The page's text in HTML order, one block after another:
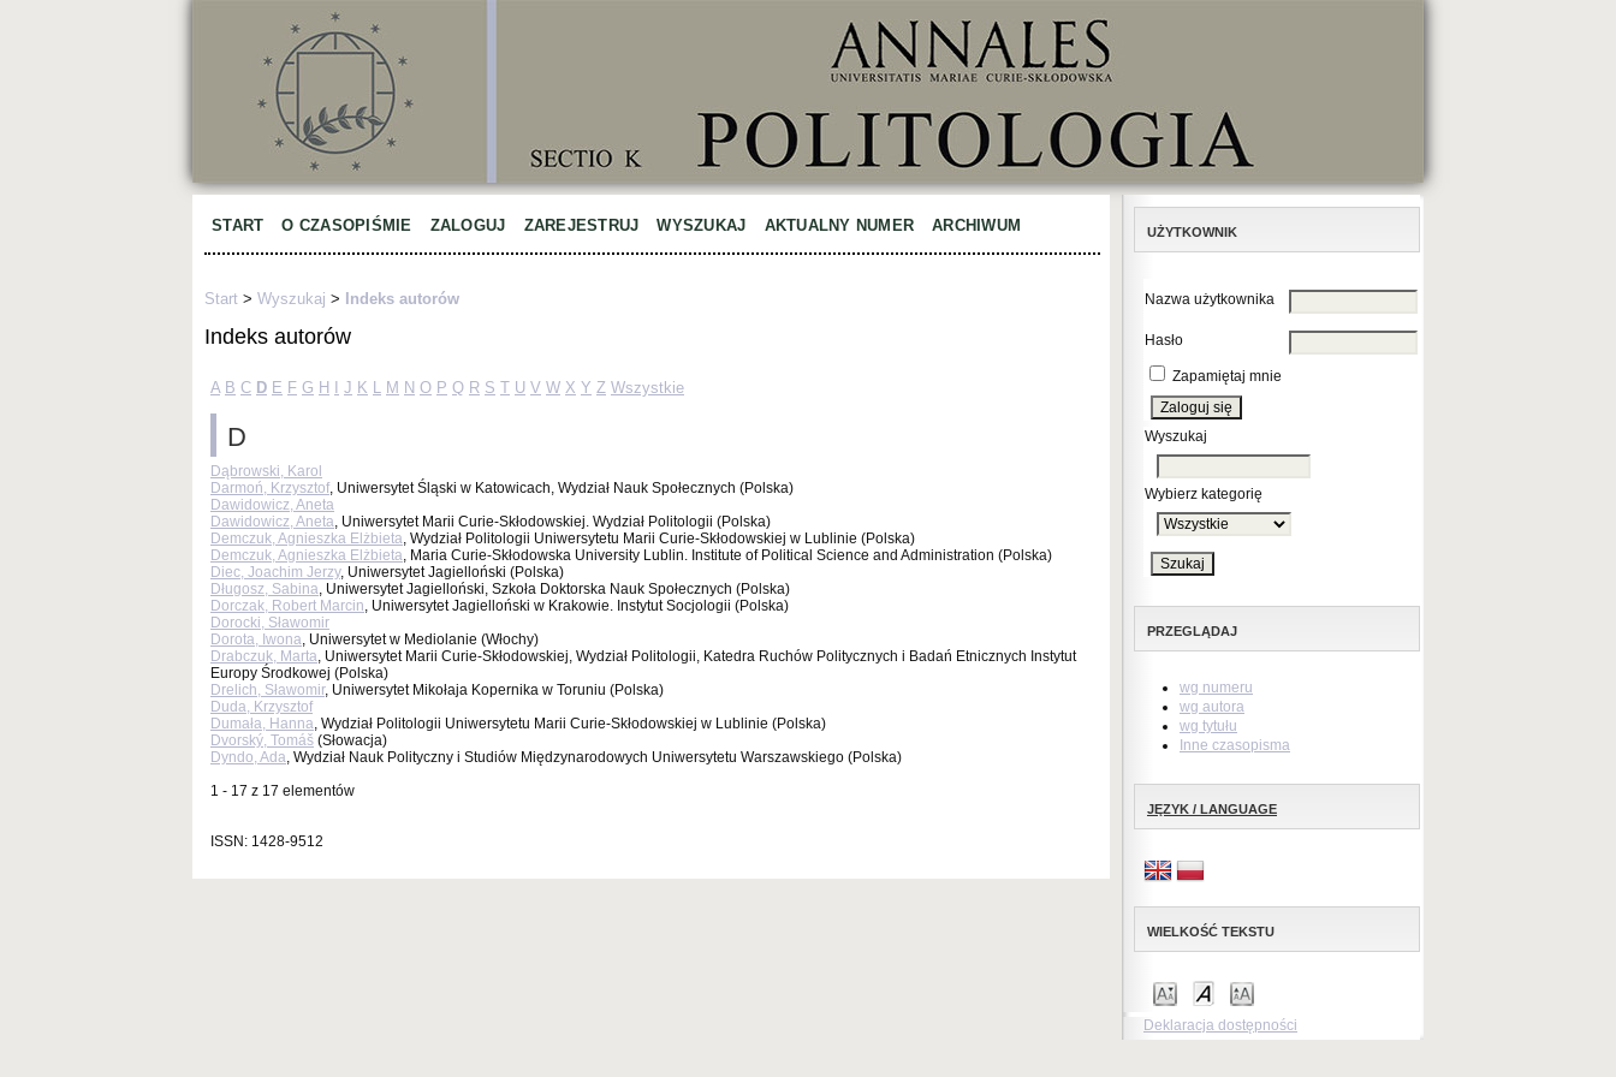
UŻYTKOWNIK
Nazwa użytkownika
Hasło
Zapamiętaj mnie
Wyszukaj
Wybierz kategorię
PRZEGLĄDAJ
wg numeru
wg autora
wg tytułu
Inne czasopisma
JĘZYK / LANGUAGE
WIELKOŚĆ TEKSTU
Deklaracja dostępności
START O CZASOPIŚMIE ZALOGUJ ZAREJESTRUJ WYSZUKAJ AKTUALNY NUMER ARCHIWUM
Start > Wyszukaj > Indeks autorów
Indeks autorów
A B C D E F G H J K L M N O P Q R S T U V W X Y Z Wszystkie
D
Dąbrowski, Karol
Darmoń, Krzysztof, Uniwersytet Śląski w Katowicach, Wydział Nauk Społecznych (Polska)
Dawidowicz, Aneta
Dawidowicz, Aneta, Uniwersytet Marii Curie-Skłodowskiej. Wydział Politologii (Polska)
Demczuk, Agnieszka Elżbieta, Wydział Politologii Uniwersytetu Marii Curie-Skłodowskiej w Lublinie (Polska)
Demczuk, Agnieszka Elżbieta, Maria Curie-Skłodowska University Lublin. Institute of Political Science and Administration (Polska)
Diec, Joachim Jerzy, Uniwersytet Jagielloński (Polska)
Długosz, Sabina, Uniwersytet Jagielloński, Szkoła Doktorska Nauk Społecznych (Polska)
Dorczak, Robert Marcin, Uniwersytet Jagielloński w Krakowie. Instytut Socjologii (Polska)
Dorocki, Sławomir
Dorota, Iwona, Uniwersytet w Mediolanie (Włochy)
Drabczuk, Marta, Uniwersytet Marii Curie-Skłodowskiej, Wydział Politologii, Katedra Ruchów Politycznych i Badań Etnicznych Instytut
Europy Środkowej (Polska)
Drelich, Sławomir, Uniwersytet Mikołaja Kopernika w Toruniu (Polska)
Duda, Krzysztof
Dumała, Hanna, Wydział Politologii Uniwersytetu Marii Curie-Skłodowskiej w Lublinie (Polska)
Dvorský, Tomáš (Słowacja)
Dyndo, Ada, Wydział Nauk Polityczny i Studiów Międzynarodowych Uniwersytetu Warszawskiego (Polska)
1 - 17 z 17 elementów
ISSN: 1428-9512